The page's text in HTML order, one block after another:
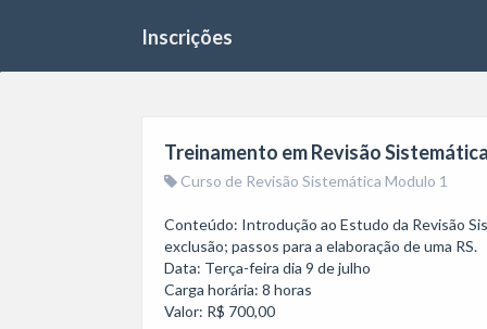
Inscrições
Treinamento em Revisão
Curso de Revisão Sistemática Modulo 1
Conteúdo: Introdução ao Estudo da Revisão
exclusão; passos para a elaboração de uma RS.
Data: Terça-feira dia 9 de julho
Carga horária: 8 horas
Valor: R$ 700,00